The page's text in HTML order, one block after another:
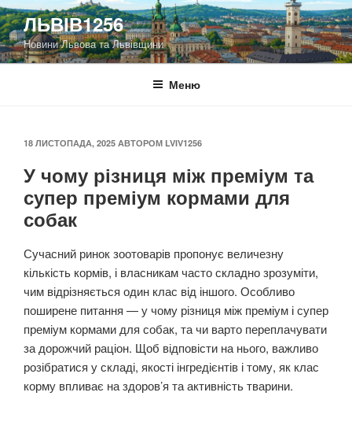
Перейти
до
вмісту
ЛЬВІВ1256
Новини Львова та Львівщини
Меню
ОПУБЛІКОВАНО
18 ЛИСТОПАДА, 2025 АВТОРОМ LVIV1256
У чому різниця між преміум та
супер преміум кормами для
собак
Сучасний ринок зоотоварів пропонує величезну
кількість кормів, і власникам часто складно зрозуміти,
чим відрізняється один клас від іншого. Особливо
поширене питання — у чому різниця між преміум і супер
преміум кормами для собак, та чи варто переплачувати
за дорожчий раціон. Щоб відповісти на нього, важливо
розібратися у складі, якості інгредієнтів і тому, як клас
корму впливає на здоров’я та активність тварини.